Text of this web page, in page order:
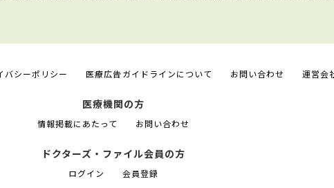
バシーポリシー 医療広告ガイドラインについて お問い合わせ 運営会
医療機関の方
情報掲載にあたって お問い合わせ
ドクターズ・ファイル会員の方
ログイン 会員登録